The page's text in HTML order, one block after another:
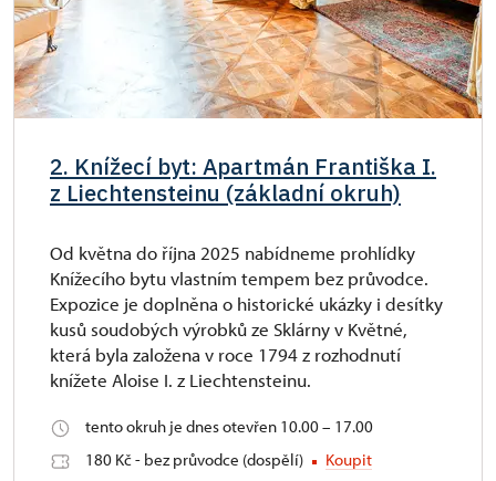
2. Knížecí byt: Apartmán Františka I.
z Liechtensteinu (základní okruh)
Od května do října 2025 nabídneme prohlídky
Knížecího bytu vlastním tempem bez průvodce.
Expozice je doplněna o historické ukázky i desítky
kusů soudobých výrobků ze Sklárny v Květné,
která byla založena v roce 1794 z rozhodnutí
knížete Aloise I. z Liechtensteinu.
tento okruh je dnes otevřen 10.00 – 17.00
180 Kč - bez průvodce (dospělí)
Koupit